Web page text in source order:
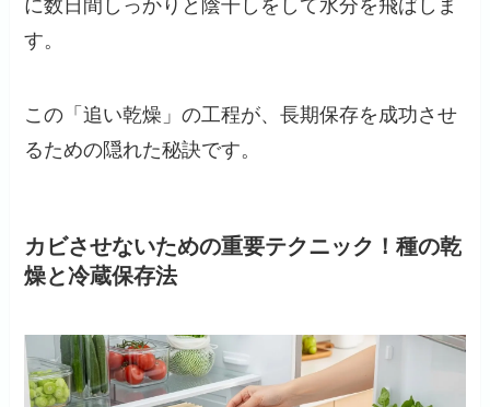
に数日間しっかりと陰干しをして水分を飛ばしま
す。
この「追い乾燥」の工程が、長期保存を成功させ
るための隠れた秘訣です。
カビさせないための重要テクニック！種の乾
燥と冷蔵保存法